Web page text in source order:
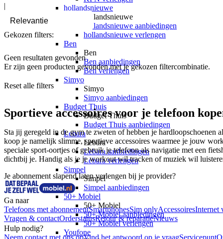
hollandsnieuwe
hollandsnieuwe
hollandsnieuwe aanbiedingen
hollandsnieuwe verlengen
Ben
Ben
Ben aanbiedingen
Ben verlengen
Simyo
Simyo
Simyo aanbiedingen
Budget Thuis
Budget Thuis
Budget Thuis aanbiedingen
Lebara
Lebara
Lebara aanbiedingen
Lebara verlengen
Simpel
Simpel
Simpel aanbiedingen
50+ Mobiel
50+ Mobiel
50+ Mobiel aanbiedingen
50+ Mobiel verlengen
Youfone
|
Gekozen filters:
Geen resultaten gevonden
Er zijn geen producten gevonden met je gekozen filtercombinatie.
Reset alle filters
Sportieve accessoires voor je telefoon
Sta jij geregeld in de gym te zweten of hebben je hardloopschoenen
koop je namelijk slimme, sportieve accessoires waarmee je jouw
speciale sport-oortjes of gebruik je telefoon als navigatie met een
dichtbij je. Handig als je je workout wil tracken of muziek wil
Je abonnement slapend laten verlengen bij je provider?
Ga naar
Telefoons met abonnementSmartphonesSim onlyAccessoiresInternet
Vragen & contactOrderstatusRetour & reparatieNieuws
Hulp nodig?
Neem contact met ons opVind het antwoord op je vraagServicepunt